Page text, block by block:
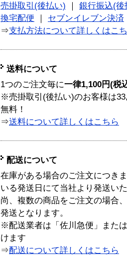
売掛取引(後払い)
銀行振込(後
換宅配便
セブンイレブン決済
⇒支払方法について詳しくはこ
送料について
1つのご注文毎に一律1,100円(税
※売掛取引(後払い)のお客様は
無料！
⇒送料について詳しくはこちら
配送について
在庫がある場合のご注文につき
いる発送日にて当社より発送い
尚、複数の商品をご注文の場合
発送となります。
※配送業者は「佐川急便」また
けます
⇒配送について詳しくはこちら